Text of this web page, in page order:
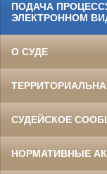
ПОДАЧА
ЭЛЕКТРОННОМ
О СУДЕ
СУДЕЙСКОЕ
НОРМАТИВНЫЕ